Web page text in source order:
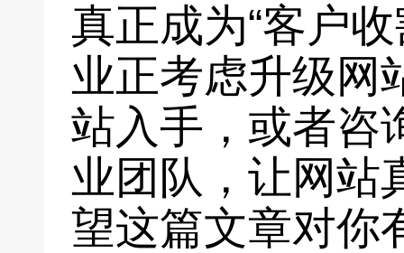
真正成为“客户
业正考虑升级网
站入手，或者咨
业团队，让网站
望这篇文章对你